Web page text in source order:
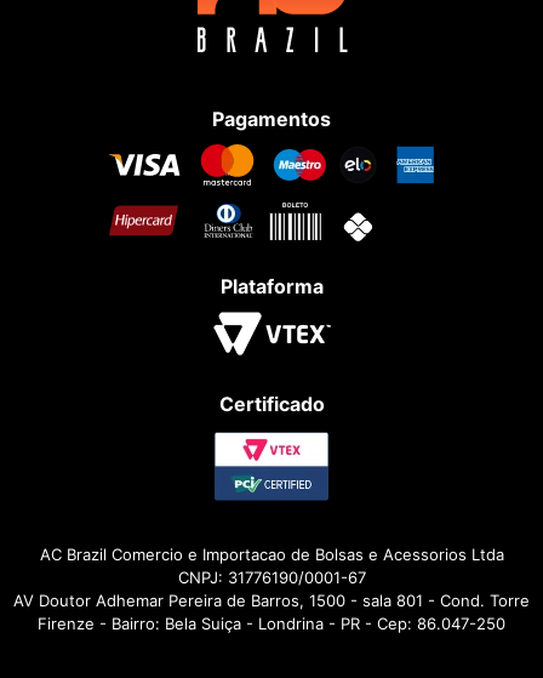
Pagamentos
Plataforma
Certificado
AC Brazil Comercio e Importacao de Bolsas e Acessorios Ltda
CNPJ: 31776190/0001-67
AV Doutor Adhemar Pereira de Barros, 1500 - sala 801 - Cond. Torre
Firenze - Bairro: Bela Suiça - Londrina - PR - Cep: 86.047-250